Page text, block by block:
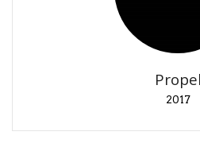
Propel
2017
Presentazione europea e
Wars